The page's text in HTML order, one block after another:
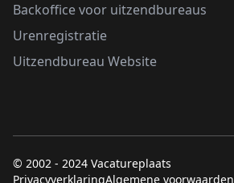
Backoffice voor uitzendbureaus
Urenregistratie
Uitzendbureau Website
© 2002 - 2024 Vacatureplaats
PrivacyverklaringAlgemene voorwaarden